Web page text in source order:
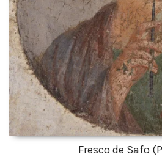
Fresco de Safo